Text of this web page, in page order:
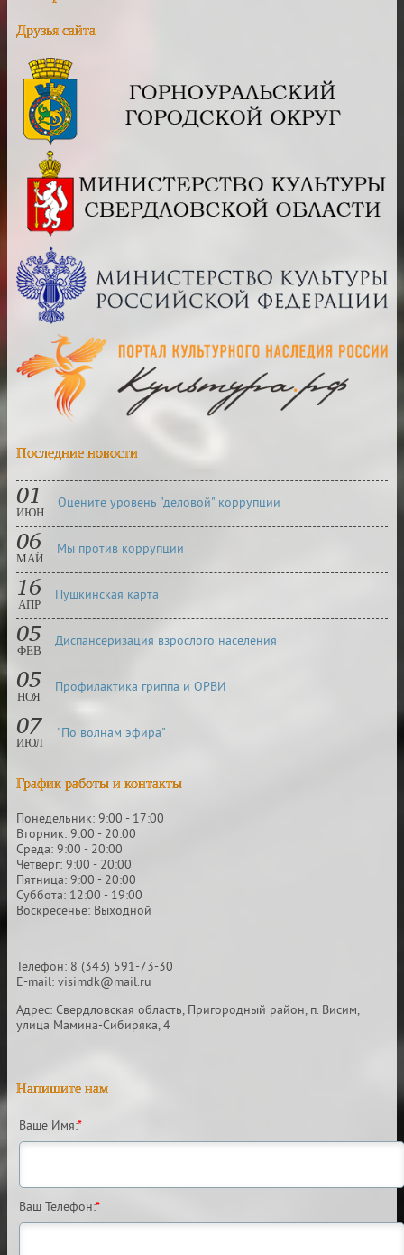
Друзья сайта
Последние новости
01
ИЮН Оцените уровень "деловой" коррупции
06
МАЙ Мы против коррупции
16
АПР Пушкинская карта
05
ФЕВ Диспансеризация взрослого населения
05
НОЯ Профилактика гриппа и ОРВИ
07
ИЮЛ "По волнам эфира"
График работы и контакты
Понедельник: 9:00 - 17:00
Вторник: 9:00 - 20:00
Среда: 9:00 - 20:00
Четверг: 9:00 - 20:00
Пятница: 9:00 - 20:00
Суббота: 12:00 - 19:00
Воскресенье: Выходной
Телефон: 8 (343) 591-73-30
E-mail: visimdk@mail.ru
Адрес: Свердловская область, Пригородный район, п. Висим,
улица Мамина-Сибиряка, 4
Напишите нам
Ваше Имя:*
Ваш Телефон:*